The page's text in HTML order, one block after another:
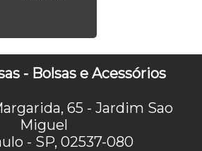
- Bolsas e Acessórios
65 - Jardim Sao
Miguel
- SP, 02537-080